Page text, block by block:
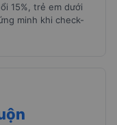
15%, trẻ em dưới
minh khi check-